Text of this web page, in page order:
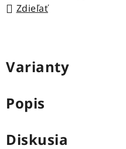
Zdieľať
Varianty
Popis
Diskusia